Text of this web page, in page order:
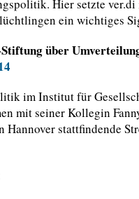
Hier setzte
ein wichtiges
über
im Institut für
mit seiner Kollegin
stattfindende